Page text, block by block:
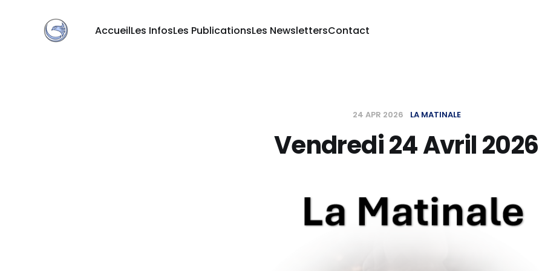
AccueilLes InfosLes PublicationsLes NewslettersContact
24 APR 2026 LA MATINALE
Vendredi 24 Avril 2026